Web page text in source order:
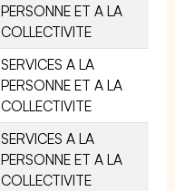
PERSONNE ET A LA
COLLECTIVITE
SERVICES A LA
PERSONNE ET A LA
COLLECTIVITE
SERVICES A LA
PERSONNE ET A LA
COLLECTIVITE